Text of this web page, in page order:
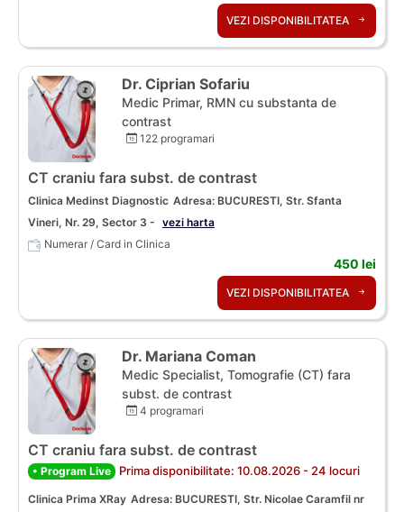
VEZI DISPONIBILITATEA
Dr. Ciprian Sofariu
Medic Primar, RMN cu substanta de
contrast
122 programari
CT craniu fara subst. de contrast
Clinica Medinst Diagnostic Adresa: BUCURESTI, Str. Sfanta
Vineri, Nr. 29, Sector 3 - vezi harta
Numerar / Card in Clinica
450 lei
VEZI DISPONIBILITATEA
Dr. Mariana Coman
Medic Specialist, Tomografie (CT) fara
subst. de contrast
4 programari
CT craniu fara subst. de contrast
• Program Live Prima disponibilitate: 10.08.2026 - 24 locuri
Clinica Prima XRay Adresa: BUCURESTI, Str. Nicolae Caramfil nr